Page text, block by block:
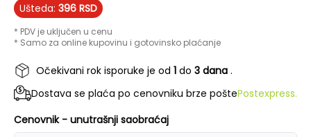
Ušteda: 396 RSD
* PDV je uključen u cenu
* Samo za online kupovinu i gotovinsko plaćanje
Očekivani rok isporuke je od 1 do 3 dana .
Dostava se plaća po cenovniku brze poštePostexpress.
Cenovnik - unutrašnji saobraćaj